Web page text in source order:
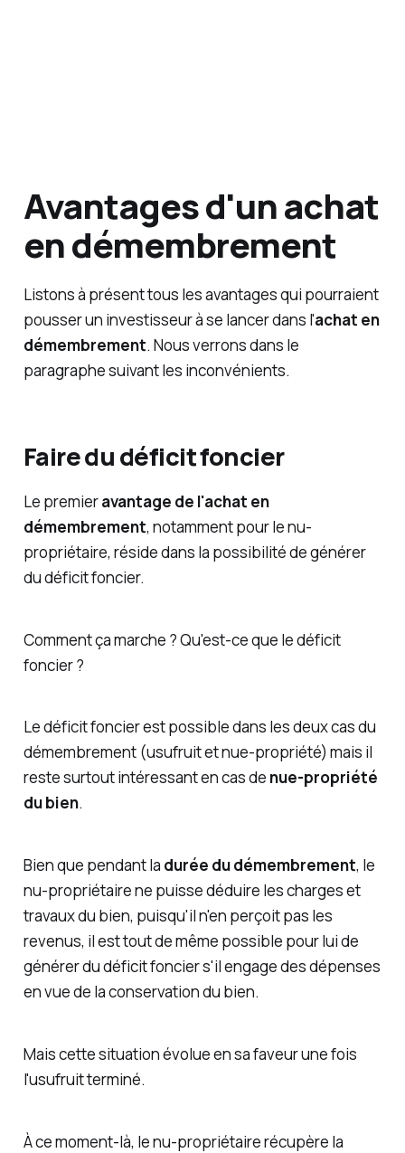
Avantages d'un achat
en démembrement
Listons à présent tous les avantages qui pourraient
pousser un investisseur à se lancer dans l'achat en
démembrement. Nous verrons dans le
paragraphe suivant les inconvénients.
Faire du déficit foncier
Le premieravantage de l'achat en
démembrement, notamment pour le nu-
propriétaire, réside dans la possibilité de générer
du déficit foncier.
Comment ça marche ? Qu'est-ce que le déficit
foncier ?
Le déficit foncier est possible dans les deux cas du
démembrement (usufruit et nue-propriété) mais il
reste surtout intéressant en cas de nue-propriété
du bien.
Bien que pendant la durée du démembrement, le
nu-propriétaire ne puisse déduire les charges et
travaux du bien, puisqu'il n'en perçoit pas les
revenus, il est tout de même possible pour lui de
générer du déficit foncier s'il engage des dépenses
en vue de la conservation du bien.
Mais cette situation évolue en sa faveur une fois
l'usufruit terminé.
À ce moment-là, le nu-propriétaire récupère la